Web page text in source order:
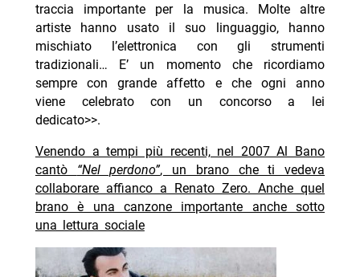
traccia importante per la musica. Molte altre
artiste hanno usato il suo linguaggio, hanno
mischiato l’elettronica con gli strumenti
tradizionali… E’ un momento che ricordiamo
sempre con grande affetto e che ogni anno
viene celebrato con un concorso a lei
dedicato>>.
Venendo a tempi più recenti, nel 2007 Al Bano
cantò “Nel perdono”, un brano che ti vedeva
collaborare affianco a Renato Zero. Anche quel
brano è una canzone importante anche sotto
una lettura sociale